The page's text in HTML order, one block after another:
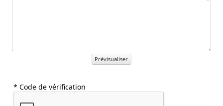
Prévisualiser
* Code de vérification